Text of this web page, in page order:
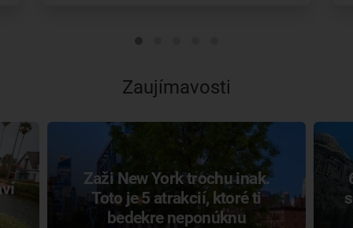
Zaujímavosti
Zaži New York trochu inak.
Toto je 5 atrakcií, ktoré ti
bedekre neponúknu